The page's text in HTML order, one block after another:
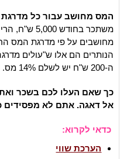
המס מחושב עבור כל
הנותרים הם אלו ש"עולים
ה-200 ש"ח יש לשלם 14% מס.
כך שאם העלו לכם בשכר
אל דאגה. אתם לא מפסידים
כדאי לקרוא:
הערכת שווי